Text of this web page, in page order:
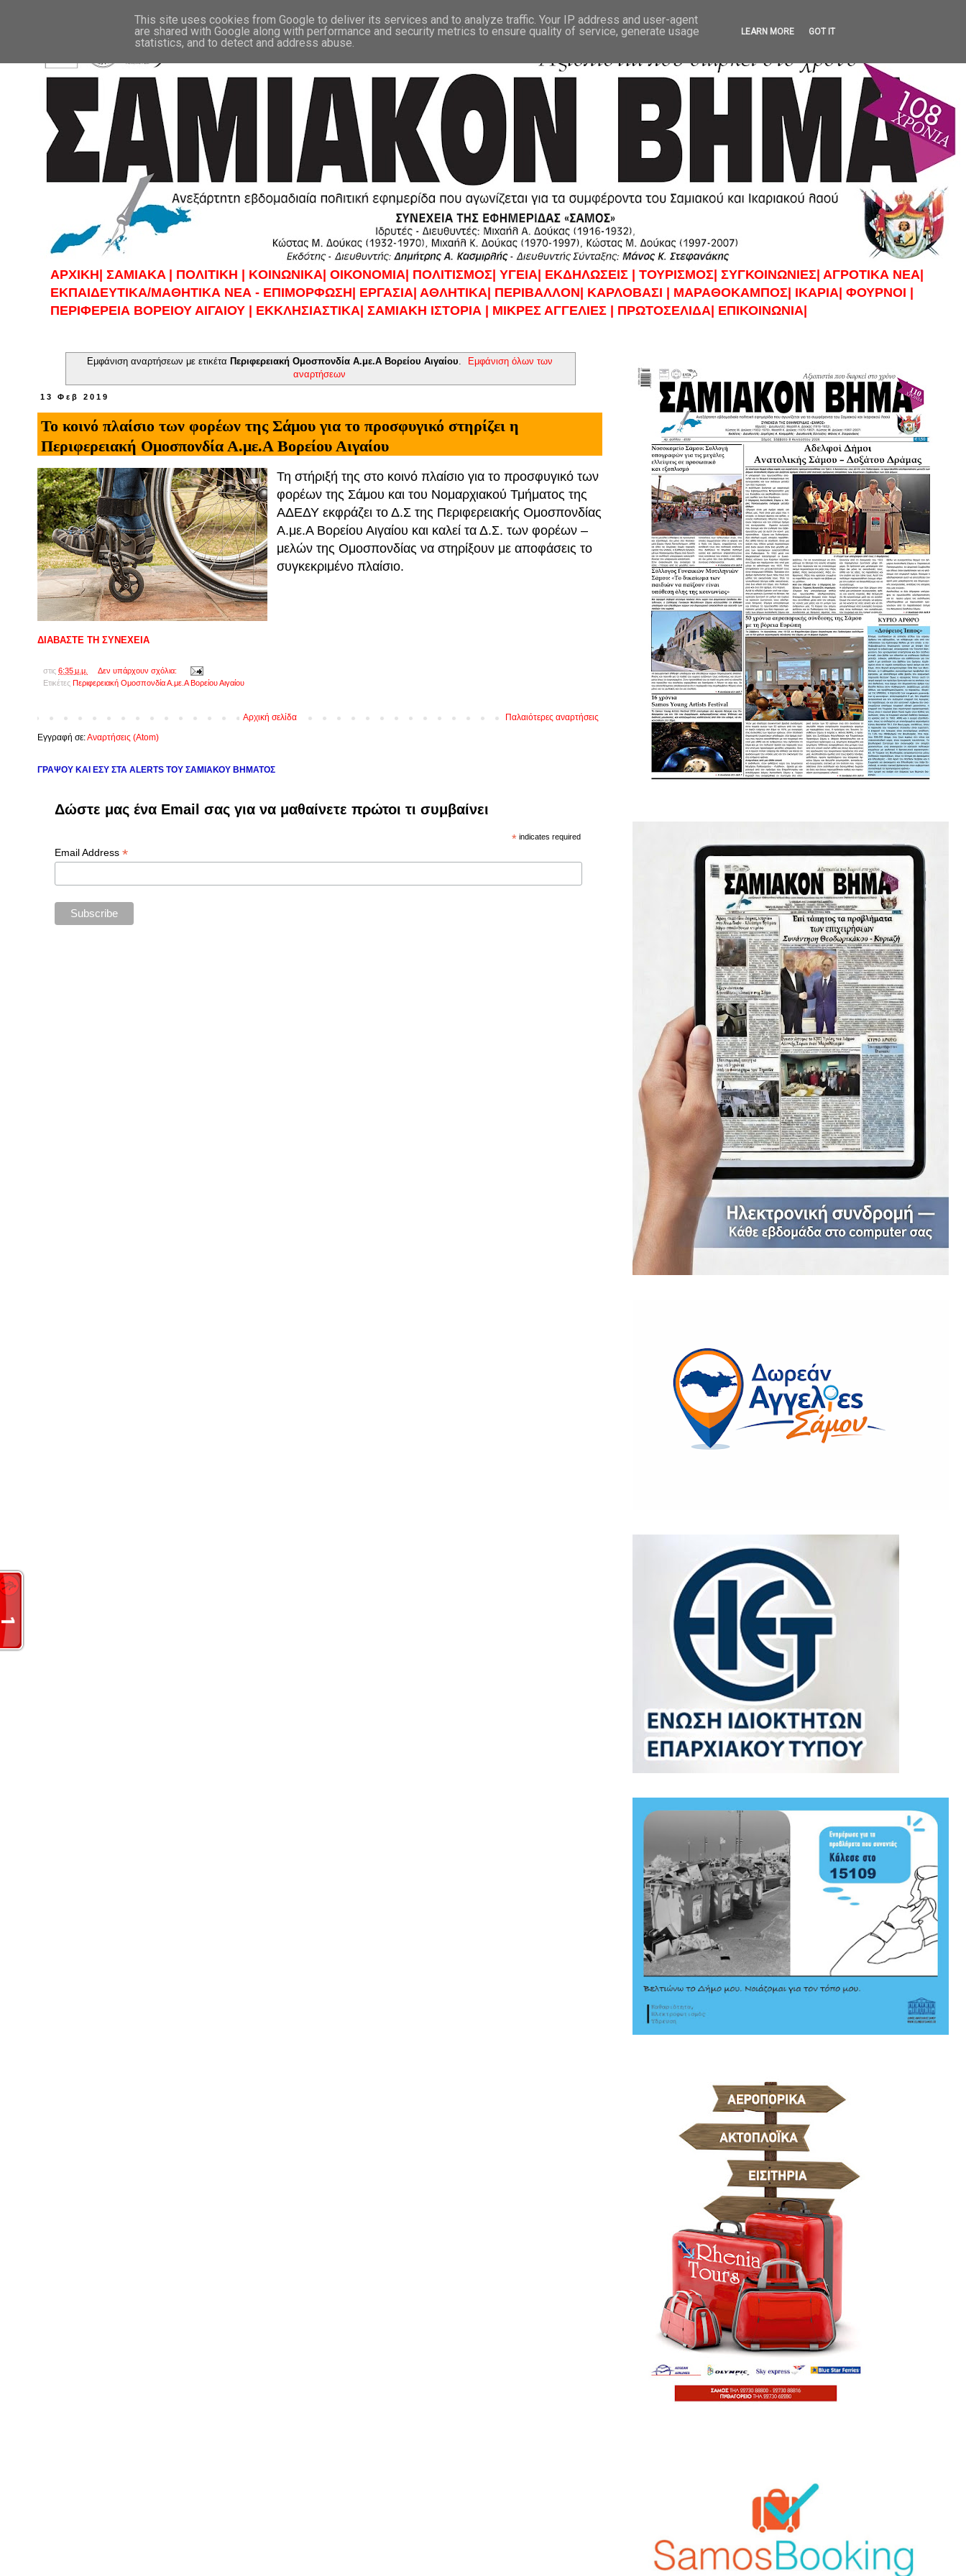
ΑΡΧΙΚΗ| ΣAMIAKA | ΠΟΛΙΤΙΚΗ | KOINΩΝΙΚΑ| ΟΙΚΟΝΟΜΙΑ| ΠΟΛΙΤΙΣΜΟΣ| ΥΓΕΙΑ| ΕΚΔΗΛΩΣΕΙΣ | ΤΟΥΡΙΣΜΟΣ| ΣΥΓΚΟΙΝΩΝΙΕΣ| ΑΓΡΟΤΙΚΑ ΝΕΑ|
ΕΚΠΑΙΔΕΥΤΙΚΑ/ΜΑΘΗΤΙΚΑ ΝΕΑ - ΕΠΙΜΟΡΦΩΣΗ| ΕΡΓΑΣΙΑ| ΑΘΛΗΤΙΚΑ| ΠΕΡΙΒΑΛΛΟΝ| ΚΑΡΛΟΒΑΣΙ | ΜΑΡΑΘΟΚΑΜΠΟΣ| ΙΚΑΡΙΑ| ΦΟΥΡΝΟΙ |
ΠΕΡΙΦΕΡΕΙΑ ΒΟΡΕΙΟΥ ΑΙΓΑΙΟΥ |
ΕΚΚΛΗΣΙΑΣΤΙΚΑ| ΣΑΜΙΑΚΗ ΙΣΤΟΡΙΑ | ΜΙΚΡΕΣ ΑΓΓΕΛΙΕΣ | ΠΡΩΤΟΣΕΛΙΔΑ| ΕΠΙΚΟΙΝΩΝΙΑ|
Εμφάνιση αναρτήσεων με ετικέτα Περιφερειακή Ομοσπονδία Α.με.Α Βορείου Αιγαίου
Εμφάνιση όλων των
αναρτήσεων
13 Φεβ 2019
Το κοινό πλαίσιο των φορέων της Σάμου για το προσφυγικό στηρίζει η
Περιφερειακή Ομοσπονδία Α.με.Α Βορείου Αιγαίου
Τη στήριξή της στο κοινό πλαίσιο για το προσφυγικό των
φορέων της Σάμου και του Νομαρχιακού Τμήματος της
ΑΔΕΔΥ εκφράζει το Δ.Σ της Περιφερειακής Ομοσπονδίας
Α.με.Α Βορείου Αιγαίου και καλεί τα Δ.Σ. των φορέων –
μελών της Ομοσπονδίας να στηρίξουν με αποφάσεις το
συγκεκριμένο πλαίσιο.
ΔΙΑΒΑΣΤΕ ΤΗ ΣΥΝΕΧΕΙΑ
στις 6:35 μ.μ.
Δεν υπάρχουν σχόλια:
Ετικέτες Περιφερειακή Ομοσπονδία Α.με.Α Βορείου Αιγαίου
Παλαιότερες αναρτήσεις
Αρχική σελίδα
Εγγραφή σε:Αναρτήσεις (Atom)
ΓΡΑΨΟΥ ΚΑΙ ΕΣΥ ΣΤΑ ALERTS ΤΟΥ ΣΑΜΙΑΚΟΥ ΒΗΜΑΤΟΣ
Δώστε μας ένα Email σας για να μαθαίνετε πρώτοι τι συμβαίνει
*indicates required
Email Address *
This site uses cookies from Google to deliver its services and to analyze traffic. Your IP address and user-agent
are shared with Google along with performance and security metrics to ensure quality of service, generate usage
statistics, and to detect and address abuse.
LEARN MORE GOT IT